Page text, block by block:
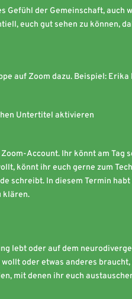
Gefühl der Gemeinschaft,
euch gut sehen zu können,
auf Zoom dazu. Beispiel:
Untertitel aktivieren
Account. Ihr könnt am Tag
könnt ihr euch gerne zum
schreibt. In diesem Termin
klären.
lebt oder auf dem
oder etwas anderes
mit denen ihr euch